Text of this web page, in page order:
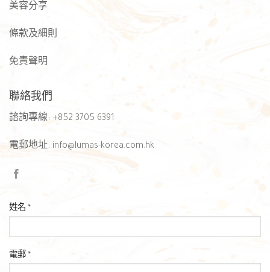
美容分享
條款及細則
免責聲明
聯絡我們
諮詢專線: +852 3705 6391
電郵地址: info@lumas-korea.com.hk
姓名 *
電郵 *